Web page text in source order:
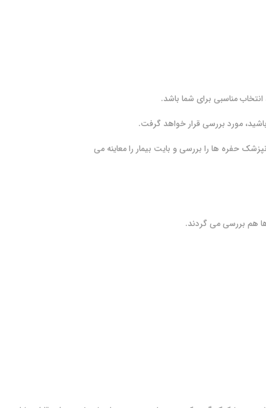
مناسبی برای شما باشد.
مورد بررسی قرار خواهد گرفت.
حفره ها را بررسی و بایت بیمار را معاینه می
هم بررسی می گردند.